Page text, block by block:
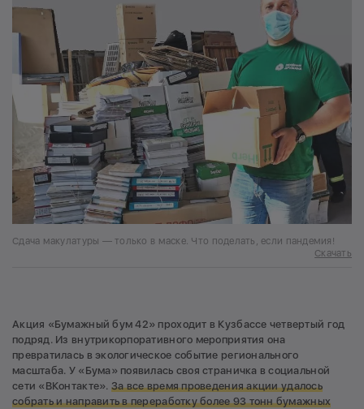
Сдача макулатуры — только в маске. Что поделать, если пандемия!
Скачать
Акция «Бумажный бум 42» проходит в Кузбассе четвертый год
подряд. Из внутрикорпоративного мероприятия она
превратилась в экологическое событие регионального
масштаба. У «Бума» появилась своя страничка в социальной
сети «ВКонтакте». За все время проведения акции удалось
собрать и направить в переработку более 93 тонн бумажных